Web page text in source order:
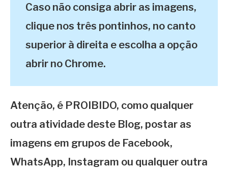
Caso não consiga abrir as imagens,
clique nos três pontinhos, no canto
superior à direita e escolha a opção
abrir no Chrome.
Atenção, é PROIBIDO, como qualquer
outra atividade deste Blog, postar as
imagens em grupos de Facebook,
WhatsApp, Instagram ou qualquer outra